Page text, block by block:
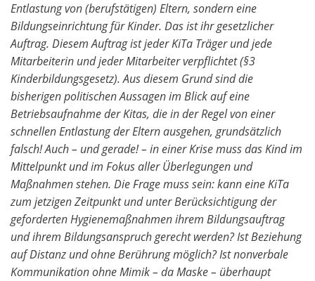
Entlastung von (berufstätigen) Eltern, sondern eine
Bildungseinrichtung für Kinder. Das ist ihr gesetzlicher
Auftrag. Diesem Auftrag ist jeder KiTa Träger und jede
Mitarbeiterin und jeder Mitarbeiter verpflichtet (§3
Kinderbildungsgesetz). Aus diesem Grund sind die
bisherigen politischen Aussagen im Blick auf eine
Betriebsaufnahme der Kitas, die in der Regel von einer
schnellen Entlastung der Eltern ausgehen, grundsätzlich
falsch! Auch – und gerade! – in einer Krise muss das Kind im
Mittelpunkt und im Fokus aller Überlegungen und
Maßnahmen stehen. Die Frage muss sein: kann eine KiTa
zum jetzigen Zeitpunkt und unter Berücksichtigung der
geforderten Hygienemaßnahmen ihrem Bildungsauftrag
und ihrem Bildungsanspruch gerecht werden? Ist Beziehung
auf Distanz und ohne Berührung möglich? Ist nonverbale
Kommunikation ohne Mimik – da Maske – überhaupt